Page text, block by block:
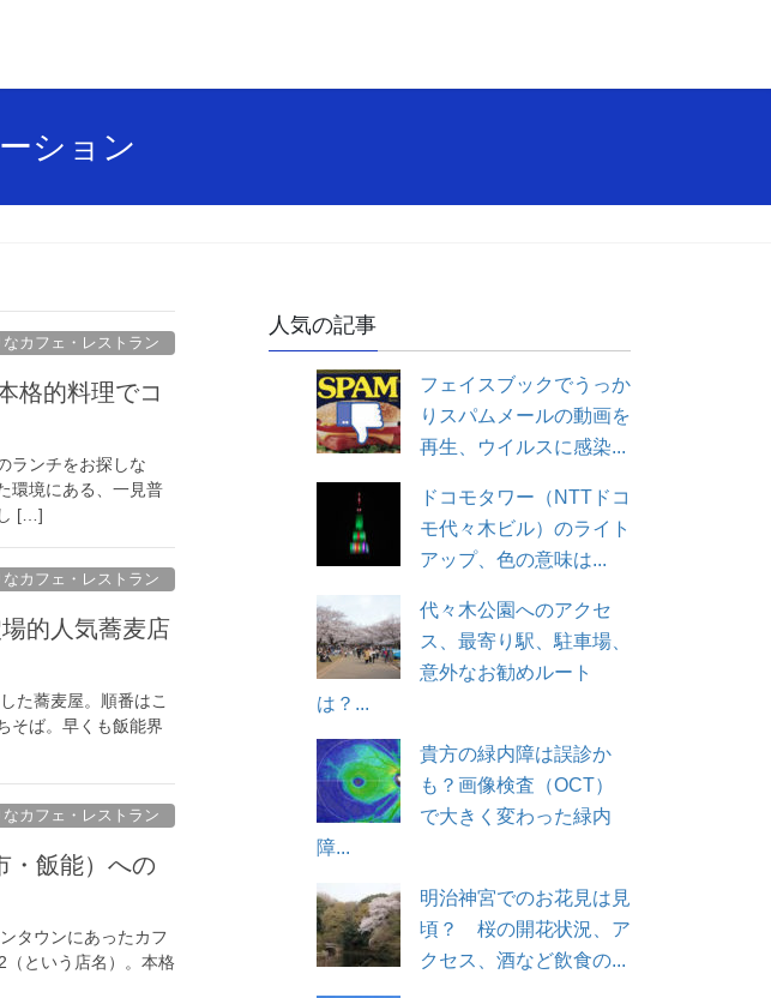
ション
なカフェ・レストラン
格的料理でコ
ランチをお探しな
環境にある、一見普
[…]
なカフェ・レストラン
的人気蕎麦店
た蕎麦屋。順番はこ
そば。早くも飯能界
なカフェ・レストラン
・飯能）への
タウンにあったカフ
（という店名）。本格
人気の記事
フェイスブックでうっか
りスパムメールの動画を
再生、ウイルスに感染...
ドコモタワー（NTTドコ
モ代々木ビル）のライト
アップ、色の意味は...
代々木公園へのアクセ
ス、最寄り駅、駐車場、
意外なお勧めルート
は？...
貴方の緑内障は誤診か
も？画像検査（OCT）
で大きく変わった緑内
障...
明治神宮でのお花見は見
頃？ 桜の開花状況、ア
クセス、酒など飲食の...